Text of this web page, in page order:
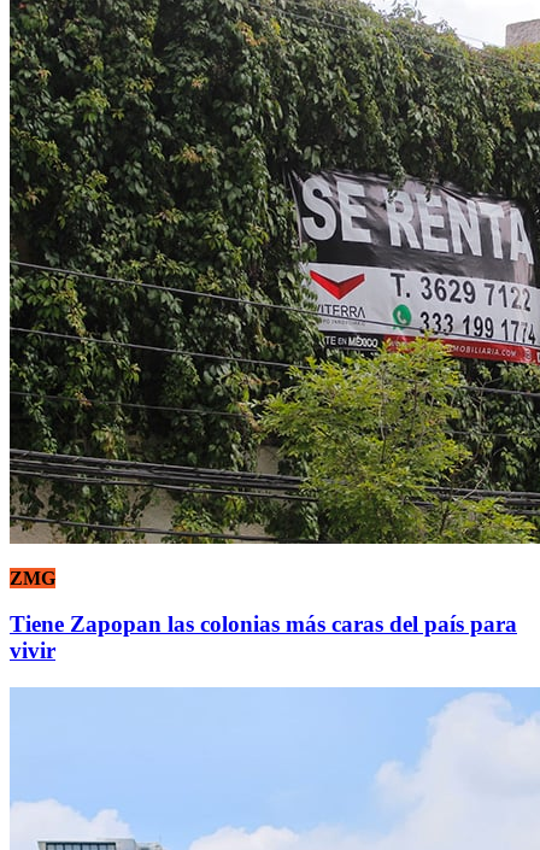
ZMG
Tiene Zapopan las colonias más caras del país para
vivir